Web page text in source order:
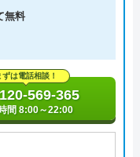
無料
ずは電話相談！
569-365
間 8:00～22:00